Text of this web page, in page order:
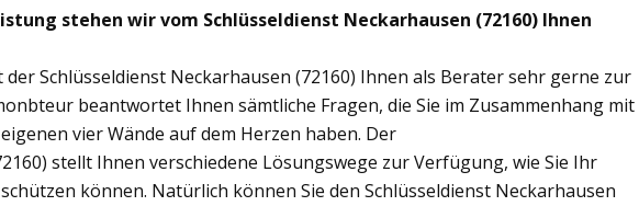
stehen wir vom Schlüsseldienst Neckarhausen (72160) Ihnen
Schlüsseldienst Neckarhausen (72160) Ihnen als Berater sehr gerne zur
beantwortet Ihnen sämtliche Fragen, die Sie im Zusammenhang mit
vier Wände auf dem Herzen haben. Der
stellt Ihnen verschiedene Lösungswege zur Verfügung, wie Sie Ihr
können. Natürlich können Sie den Schlüsseldienst Neckarhausen